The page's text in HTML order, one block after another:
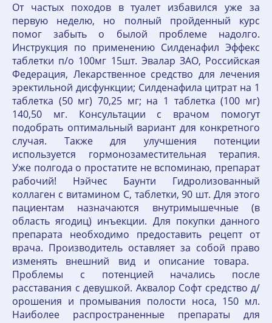
От частых походов в туалет избавился уже за
первую неделю, но полный пройденный курс
помог забыть о былой проблеме надолго.
Инструкция по применению Силденафил Эффекс
таблетки п/о 100мг 15шт. Эвалар ЗАО, Российская
Федерация, Лекарственное средство для лечения
эректильной дисфункции; Силденафила цитрат на 1
таблетка (50 мг) 70,25 мг; на 1 таблетка (100 мг)
140,50 мг. Консультации с врачом помогут
подобрать оптимальный вариант для конкретного
случая. Также для улучшения потенции
используется гормонозаместительная терапия.
Уже полгода о простатите не вспоминаю, препарат
рабочий! Нэйчес Баунти Гидролизованный
коллаген с витамином С, таблетки, 90 шт. Для этого
пациентам назначаются внутримышечные (в
область ягодиц) инъекции. Для покупки данного
препарата необходимо предоставить рецепт от
врача. Производитель оставляет за собой право
изменять внешний вид и описание товара.
Проблемы с потенцией начались после
расставания с девушкой. Аквалор Софт средство д/
орошения и промывания полости носа, 150 мл.
Наиболее распространенные препараты для